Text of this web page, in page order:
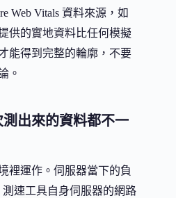
Web Vitals 資料來源，如
供的實地資料比任何模擬
能得到完整的輪廓，不要
。
出來的資料都不一
裡運作。伺服器當下的負
速工具自身伺服器的網路